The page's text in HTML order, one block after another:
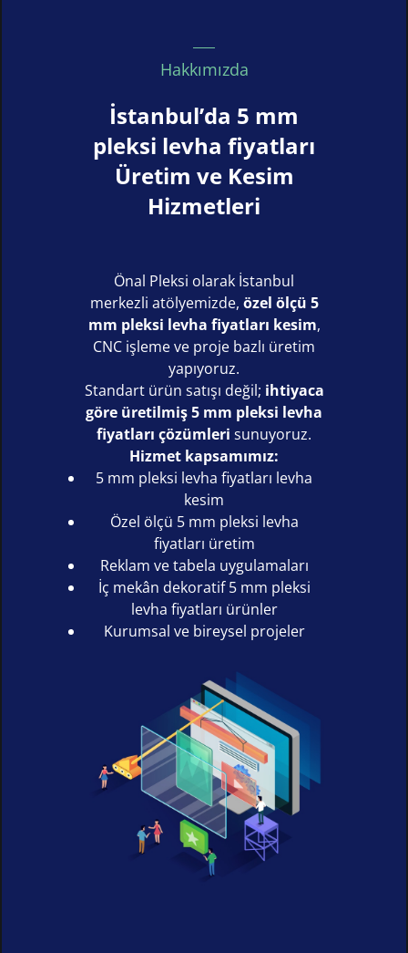
Hakkımızda
İstanbul’da 5 mm
pleksi levha fiyatları
Üretim ve Kesim
Hizmetleri
Önal Pleksi olarak İstanbul
merkezli atölyemizde, özel ölçü 5
mm pleksi levha fiyatları kesim,
CNC işleme ve proje bazlı üretim
yapıyoruz.
Standart ürün satışı değil; ihtiyaca
göre üretilmiş 5 mm pleksi levha
fiyatları çözümleri sunuyoruz.
Hizmet kapsamımız:
5 mm pleksi levha fiyatları levha
kesim
Özel ölçü 5 mm pleksi levha
fiyatları üretim
Reklam ve tabela uygulamaları
İç mekân dekoratif 5 mm pleksi
levha fiyatları ürünler
Kurumsal ve bireysel projeler